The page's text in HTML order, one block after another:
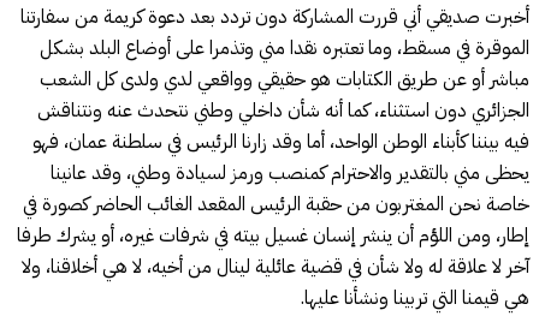
أخبرت صديقي أني قررت المشاركة دون تردد بعد دعوة كريمة من سفارتنا
الموقرة في مسقط، وما تعتبره نقدا مني وتذمرا على أوضاع البلد بشكل
مباشر أو عن طريق الكتابات هو حقيقي وواقعي لدي ولدى كل الشعب
الجزائري دون استثناء، كما أنه شأن داخلي وطني نتحدث عنه ونتناقش
فيه بيننا كأبناء الوطن الواحد، أما وقد زارنا الرئيس في سلطنة عمان، فهو
يحظى مني بالتقدير والاحترام كمنصب ورمز لسيادة وطني، وقد عانينا
خاصة نحن المغتربون من حقبة الرئيس المقعد الغائب الحاضر كصورة في
إطار، ومن اللؤم أن ينشر إنسان غسيل بيته في شرفات غيره، أو يشرك طرفا
آخر لا علاقة له ولا شأن في قضية عائلية لينال من أخيه، لا هي أخلاقنا، ولا
هي قيمنا التي تربينا ونشأنا عليها.